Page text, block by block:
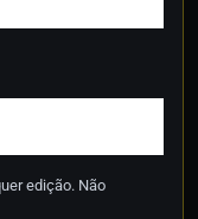
edição. Não